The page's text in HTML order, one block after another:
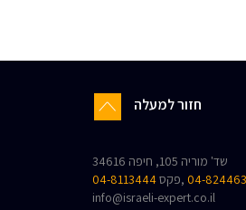
חזור למעלה
שד' מוריה 105, חיפה 34616
04- ,פקס04-8113444
info@israeli-expert.co.il